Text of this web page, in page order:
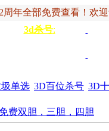
年全部免费查看！欢
3d杀号:
单选 3D百位杀号 3D
免费双胆，三胆，四胆